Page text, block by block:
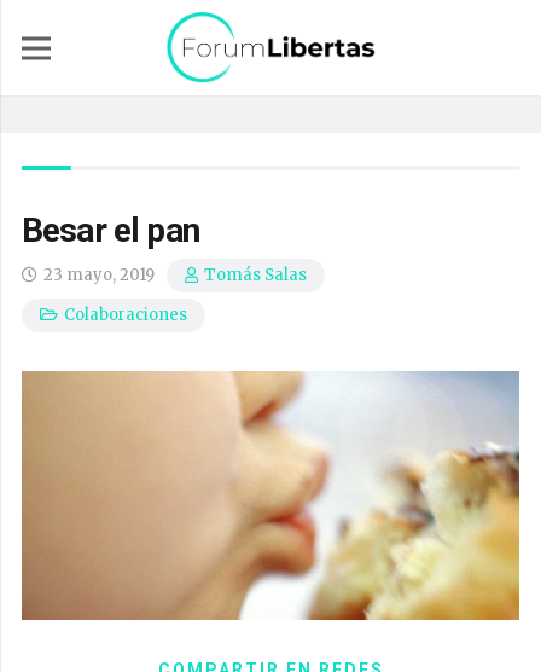
Besar el pan
23 mayo, 2019
Tomás Salas
Colaboraciones